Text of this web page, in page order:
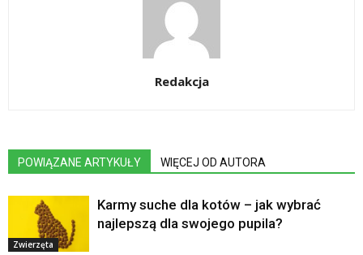
Redakcja
POWIĄZANE ARTYKUŁY WIĘCEJ OD AUTORA
Zwierzęta
Karmy suche dla kotów – jak wybrać
najlepszą dla swojego pupila?